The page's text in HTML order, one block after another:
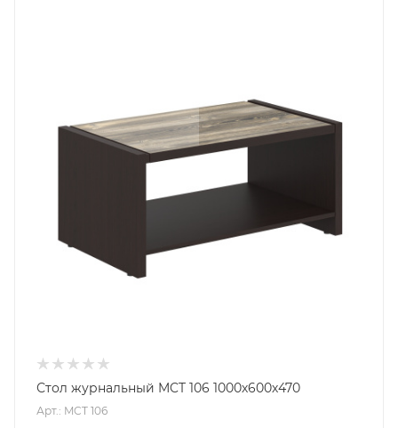
Стол журнальный MCT 106 1000х600х470
Арт.: MCT 106